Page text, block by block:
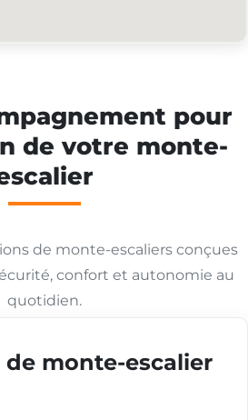
pour
de votre monte-
de monte-escaliers conçues
confort et autonomie au
quotidien.
monte-escalier